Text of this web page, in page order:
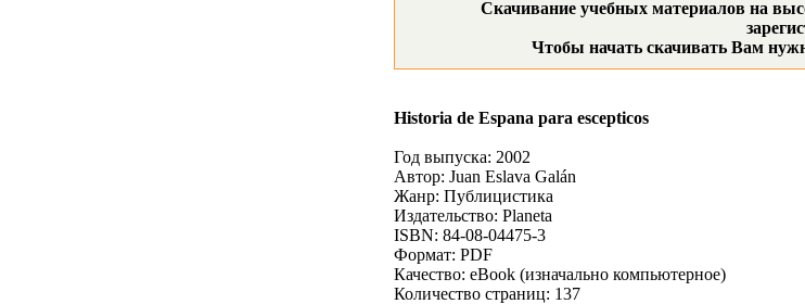
Скачивание учебных материалов на
Чтобы начать скачивать Вам
Historia de Espana para escepticos
Год выпуска: 2002
Автор: Juan Eslava Galán
Жанр: Публицистика
Издательство: Planeta
ISBN: 84-08-04475-3
Формат: PDF
Качество: eBook (изначально компьютерное)
Количество страниц: 137